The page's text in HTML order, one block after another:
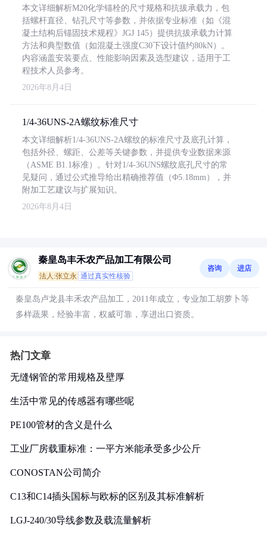
本文详细解析M20化学锚栓的尺寸规格和抗拔承载力，包
括螺杆直径、钻孔尺寸等参数，并依据专业标准（如《混
凝土结构后锚固技术规程》JGJ 145）提供抗拔承载力计算
方法和典型数值（如混凝土强度C30下设计值约80kN）。
内容涵盖安装要点、性能影响因素及选型建议，适用于工
程技术人员参考。
2026年8月4日
1/4-36UNS-2A螺纹标准尺寸
本文详细解析1/4-36UNS-2A螺纹的标准尺寸及底孔计算，
包括外径、螺距、公差等关键参数，并提供专业数据来源
（ASME B1.1标准）。针对1/4-36UNS螺纹底孔尺寸的常
见疑问，通过公式推导给出精确推荐值（Φ5.18mm），并
附加工艺建议与扩展知识。
2026年8月4日
秦皇岛丰禾农产品加工有限公司
法人:张立永 通过真实性核验
咨询 进店
秦皇岛卢龙县丰禾农产品加工，2011年成立，专业加工胡萝卜等
多样蔬果，经验丰富，权威可靠，享进出口资质。
热门文章
无缝钢管的常用规格及壁厚
生活中常见的传感器有哪些呢
PE100管材的含义是什么
工业厂房载重标准：一平方米能承受多少公斤
CONOSTAN公司简介
C13和C14插头国标与欧标的区别及其标准解析
LGJ-240/30导线参数及载流量解析